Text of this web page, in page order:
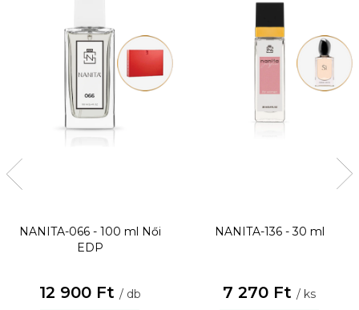
NANITA-066 - 100 ml Női
EDP
12 900 Ft / db
NANITA-136 - 30 ml
7 270 Ft / ks